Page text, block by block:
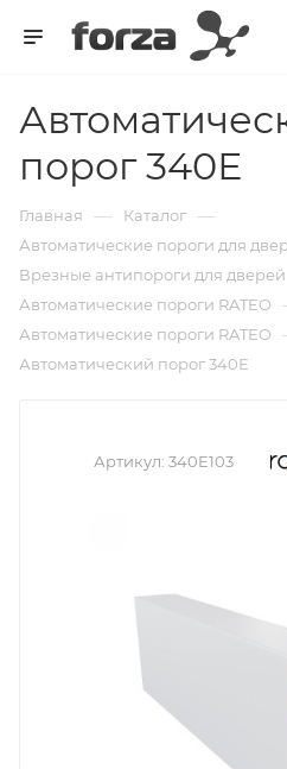
порог 340Е
Главная — Каталог —
Автоматические пороги для
Врезные антипороги для дверей
Автоматические пороги RATEO
Автоматические пороги RATEO
Автоматический порог 340Е
Артикул: 340E103